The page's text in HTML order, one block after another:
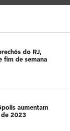
do RJ,
fim de semana
aumentam
de 2023